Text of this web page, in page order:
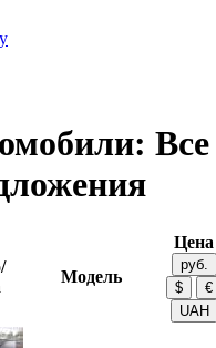
Все
Модель
Цена